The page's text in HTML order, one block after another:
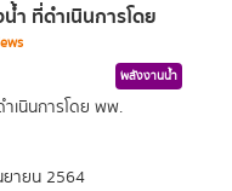
ำ ที่ดำเนินการโดย
พลังงานน้ำ
เนินการโดย พพ.
ายน 2564